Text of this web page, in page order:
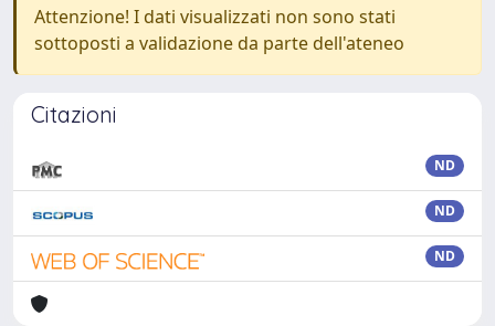
Attenzione! I dati visualizzati non sono stati
sottoposti a validazione da parte dell'ateneo
Citazioni
ND
ND
ND